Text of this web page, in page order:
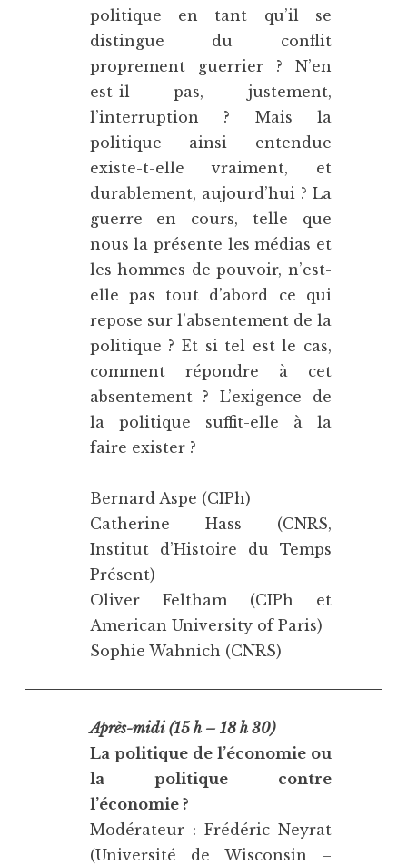
politique en tant qu’il se
distingue du conflit
proprement guerrier ? N’en
est-il pas, justement,
l’interruption ? Mais la
politique ainsi entendue
existe-t-elle vraiment, et
durablement, aujourd’hui ? La
guerre en cours, telle que
nous la présente les médias et
les hommes de pouvoir, n’est-
elle pas tout d’abord ce qui
repose sur l’absentement de la
politique ? Et si tel est le cas,
comment répondre à cet
absentement ? L’exigence de
la politique suffit-elle à la
faire exister ?
Bernard Aspe (CIPh)
Catherine Hass (CNRS,
Institut d’Histoire du Temps
Présent)
Oliver Feltham (CIPh et
American University of Paris)
Sophie Wahnich (CNRS)
Après-midi (15 h – 18 h 30)
La politique de l’économie ou
la politique contre
l’économie ?
Modérateur : Frédéric Neyrat
(Université de Wisconsin –